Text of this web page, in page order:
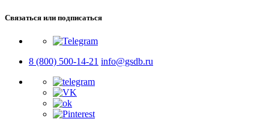
Связаться или подписаться
8 (800) 500-14-21 info@gsdb.ru